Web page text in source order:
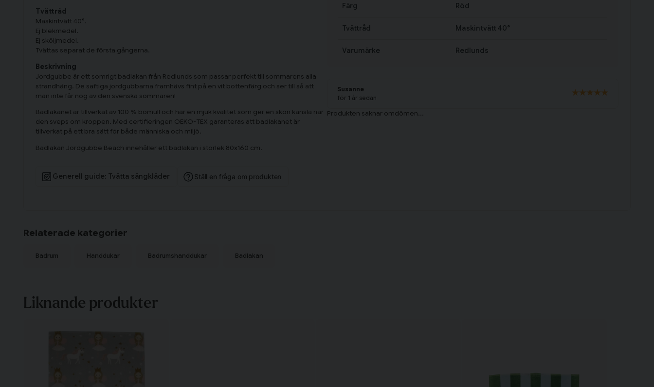
Tvättråd
Maskintvätt 40°.
Ej blekmedel.
Ej sköljmedel.
Tvättas separat de första gångerna.
Beskrivning
Jordgubbe är ett somrigt badlakan från Redlunds som passar perfekt till sommarens alla
strandhäng. De saftiga jordgubbarna framhävs fint på en vit bottenfärg och ser till så att
man inte får nog av den svenska sommaren!
Badlakanet är tillverkat av 100 % bomull och har en mjuk kvalitet som ger en skön känsla när
den sveps om kroppen. Med certifieringen OEKO-TEX garanteras att badlakanet är
tillverkat på ett bra sätt för både människa och miljö.
Badlakan Jordgubbe Beach innehåller ett badlakan i storlek 80x160 cm.
Generell guide: Tvätta sängkläder Ställ en fråga om produkten
Färg Röd
Tvättråd Maskintvätt 40°
Varumärke Redlunds
Susanne
för 1 år sedan
Relaterade kategorier
Badrum Handdukar Badrumshanddukar Badlakan
Liknande produkter